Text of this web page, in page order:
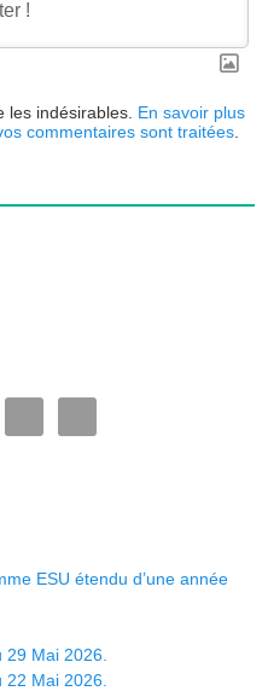
les indésirables. En savoir plus
commentaires sont traitées
ESU étendu d’une année
Mai 2026.
Mai 2026.